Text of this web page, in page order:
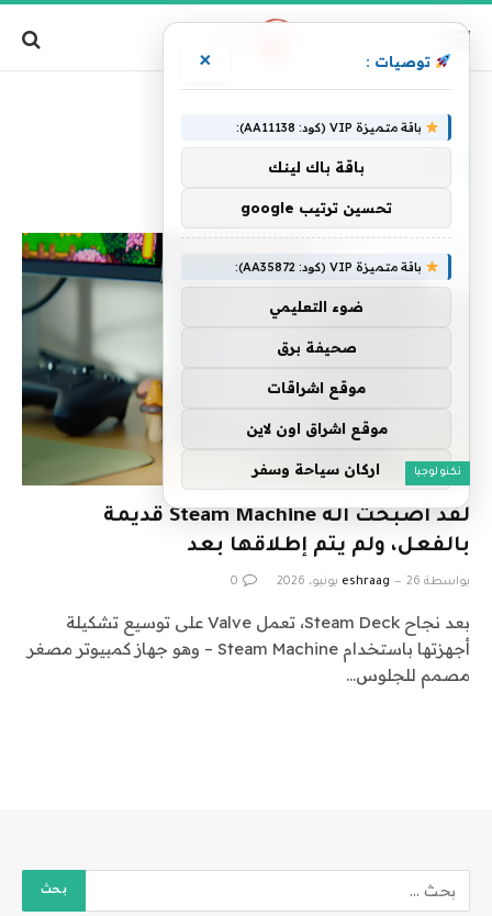
تكنولوجيا
لقد أصبحت آلة Steam Machine قديمة
بالفعل، ولم يتم إطلاقها بعد
بواسطة eshraag 26 يونيو، 2026 0
بعد نجاح Steam Deck، تعمل Valve على توسيع تشكيلة
أجهزتها باستخدام Steam Machine – وهو جهاز كمبيوتر مصغر
مصمم للجلوس…
توصيات : ×
باقة متميزة VIP (كود: AA11138):
باقة باك لينك
تحسين ترتيب google
باقة متميزة VIP (كود: AA35872):
ضوء التعليمي
صحيفة برق
موقع اشراقات
موقع اشراق اون لاين
اركان سياحة وسفر